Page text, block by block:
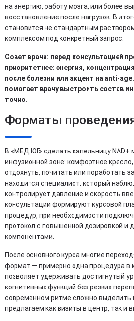
на энергию, работу мозга, или более
восстановление после нагрузок. В
становится не стандартным
комплексом под конкретный запрос.
Совет врача: перед консультацией
приоритетнее: энергия,
после болезни или акцент на anti-
помогает врачу выстроить состав
точно.
Форматы
В «МЕД ЮГ» сделать капельницу NAD+
инфузионной зоне: комфортное
отдохнуть, почитать или поработать
находится специалист, который
контролирует давление и скорость
консультации формируют курсовой
процедур, при необходимости
протокол с повышенной дозировкой и
компонентами.
После основного курса многие
формат — примерно одна процедура в
позволяет удерживать достигнутый
когнитивных функций без резких
современном ритме сложно выделить
предлагаем как визиты в центр, так и